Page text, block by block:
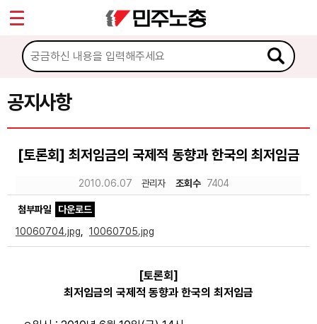
공지사항
[토론회] 최저임금의 국제적 동향과 한국의 최저임금
2010.06.07 관리자 조회수 7404
첨부파일
다운로드
10060704.jpg
10060705.jpg
[토론회]
최저임금의 국제적 동향과 한국의 최저임금
마이페이지
소개
소식
공지사항
성명·보도
노동상담
Sketchbook5, 스케치북5
Sketchbook5, 스케치북5